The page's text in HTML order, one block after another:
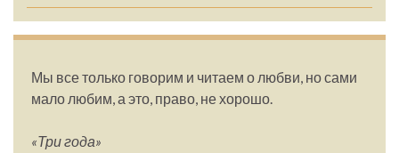
Мы все только говорим и читаем о любви, но сами
мало любим, а это, право, не хорошо.
«Три года»